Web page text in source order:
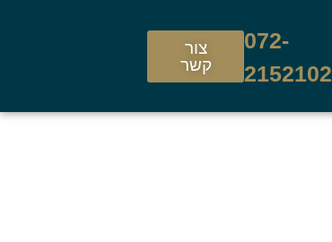
צור
קשר
072-
2152102